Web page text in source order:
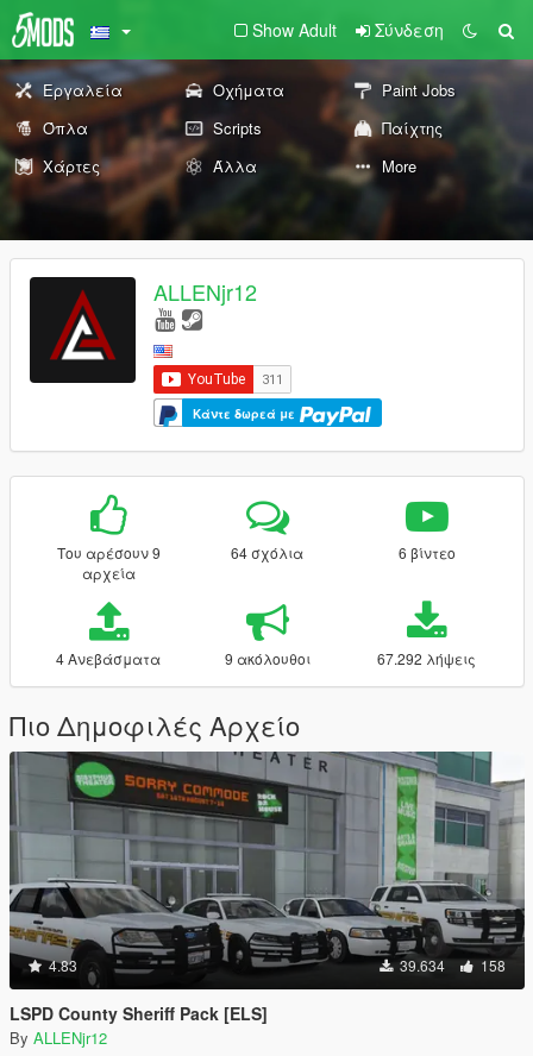
Show Adult Σύνδεση
Εργαλεία Οχήματα
Paint Jobs
Όπλα
Scripts
Παίχτης
Χάρτες
Άλλα More
ALLENjr12
Κάντε δωρεά με
Του αρέσουν 9
αρχεία
64 σχόλια 6 βίντεο
4 Ανεβάσματα 9 ακόλουθοι 67.292 λήψεις
Πιο Δημοφιλές Αρχείο
4.83 39.634 158
LSPD County Sheriff Pack [ELS]
By ALLENjr12